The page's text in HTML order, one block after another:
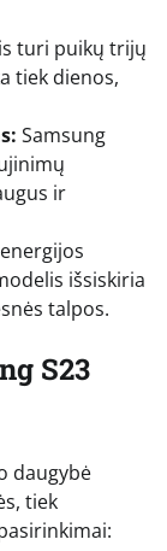
turi puikų trijų
tiek dienos,
Samsung
ir
išsiskiria
talpos.
S23
daugybė
tiek